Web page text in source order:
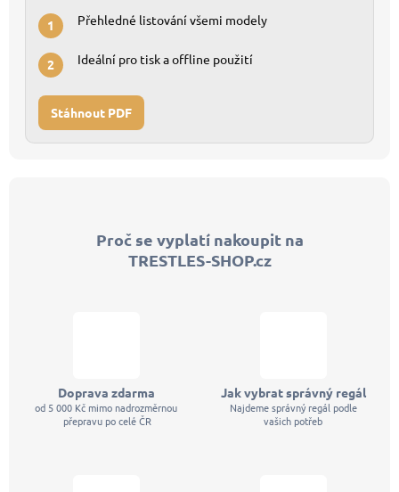
1 Přehledné listování všemi modely
2 Ideální pro tisk a offline použití
Stáhnout PDF
Proč se vyplatí nakoupit na
TRESTLES-SHOP.cz
Doprava zdarma
od 5 000 Kč mimo nadrozměrnou
přepravu po celé ČR
Jak vybrat správný regál
Najdeme správný regál podle
vašich potřeb